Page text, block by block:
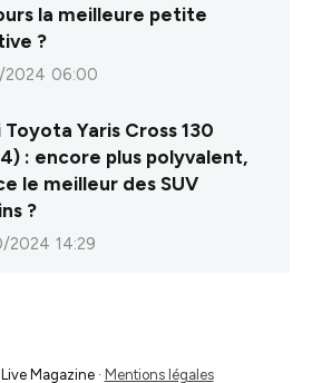
la meilleure petite
?
2024 06:00
Toyota Yaris Cross 130
: encore plus polyvalent,
le meilleur des SUV
?
2024 14:29
Magazine · Mentions légales